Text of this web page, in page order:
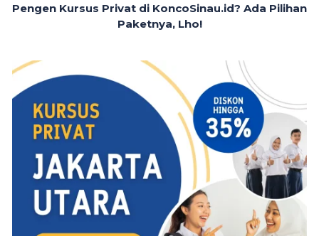
Pengen Kursus Privat di KoncoSinau.id? Ada Pilihan
Paketnya, Lho!